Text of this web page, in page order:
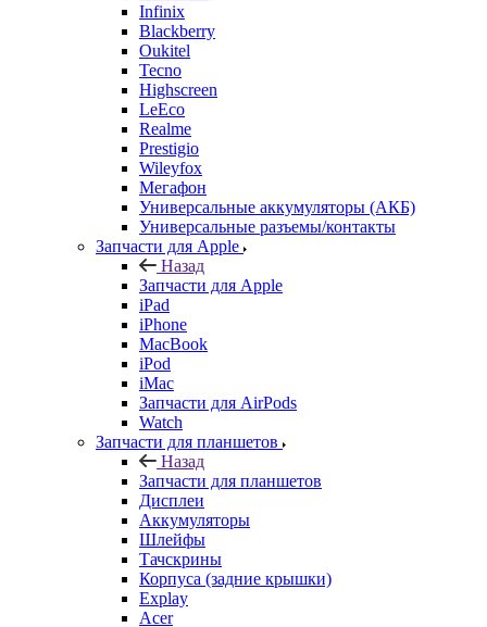
Infinix
Blackberry
Oukitel
Tecno
Highscreen
LeEco
Realme
Prestigio
Wileyfox
Мегафон
Универсальные аккумуляторы (АКБ)
Универсальные разъемы/контакты
Запчасти для Apple
Назад
Запчасти для Apple
iPad
iPhone
MacBook
iPod
iMac
Запчасти для AirPods
Watch
Запчасти для планшетов
Назад
Запчасти для планшетов
Дисплеи
Аккумуляторы
Шлейфы
Тачскрины
Корпуса (задние крышки)
Explay
Acer